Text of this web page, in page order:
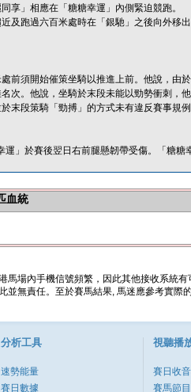
享」相應在「糖糖幸運」內側緊迫競跑。
及跑過六百米處時在「銀馳」之後向外移
前須開始催策坐騎以推進上前。他說，由
次。他說，坐騎於末段未能以勁勢衝刺，
末段策騎「勁搏」的方式未有違反賽事規
」於賽後翌日右前腿懸韌帶受傷。「糖糖
血統
場內手機信號頻繁，因此其他接收系統
無責任。至於賽馬結果, 馬迷應參考實際的
分析工具
速勢能量
賽日數據
視聽播
賽日收
賽馬節目